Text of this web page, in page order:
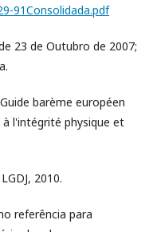
91Consolidada.pdf
23 de Outubro de 2007;
barème européen
l'intégrité physique et
2010.
referência para